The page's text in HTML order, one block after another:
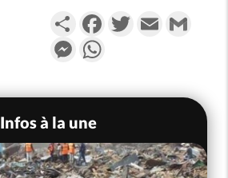
PartagerFacebookTwitterEmail
Messenger
Infos à la une